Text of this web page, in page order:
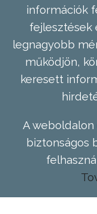
információk
fejlesztések
legnagyobb
működjön,
keresett
A
biztonságos